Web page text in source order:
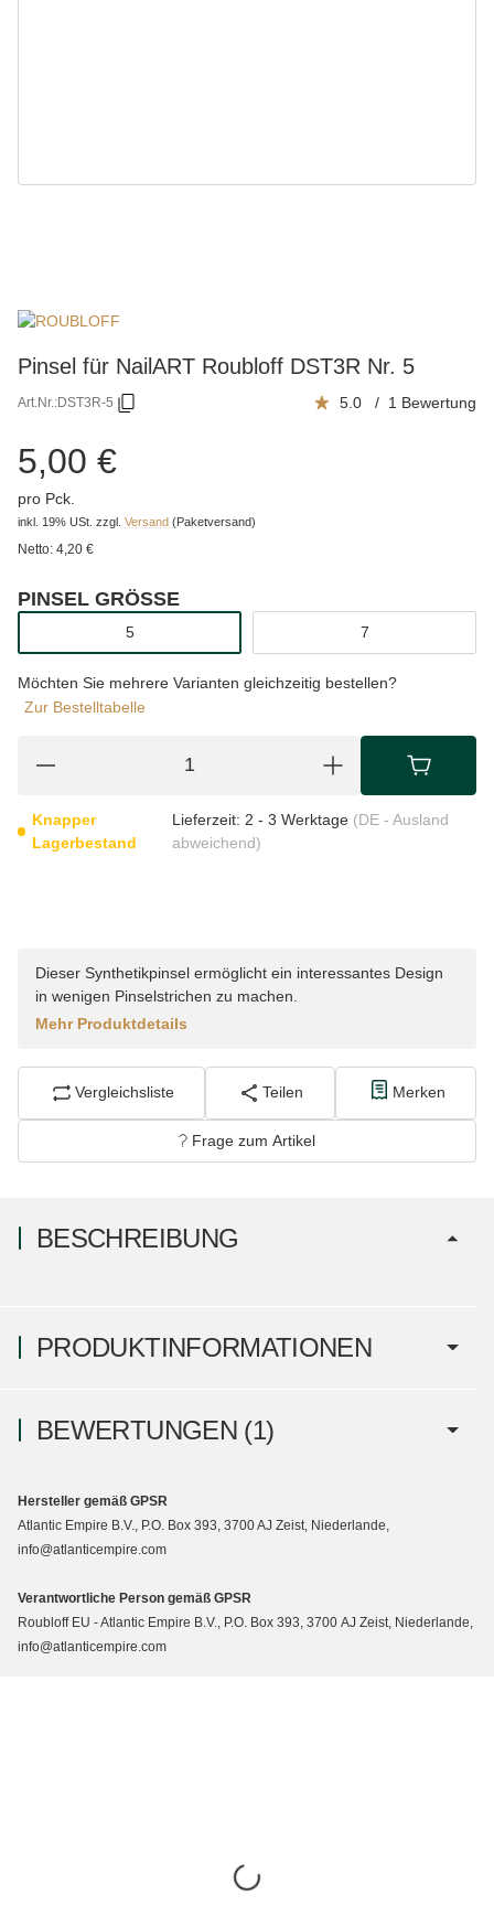
Pinsel für NailART Roubloff DST3R Nr. 5
Art.Nr.:DST3R-5 5.0 / 1 Bewertung
5,00 €
pro Pck.
inkl. 19% USt. zzgl. Versand (Paketversand)
Netto: 4,20 €
PINSEL GRÖSSE
5 7
Möchten Sie mehrere Varianten gleichzeitig bestellen?
Zur Bestelltabelle
Knapper
Lagerbestand
Lieferzeit: 2 - 3 Werktage (DE - Ausland
abweichend)
Dieser Synthetikpinsel ermöglicht ein interessantes Design
in wenigen Pinselstrichen zu machen.
Mehr Produktdetails
Vergleichsliste Teilen Merken
Frage zum Artikel
PRODUKTINFORMATIONEN
BESCHREIBUNG
BEWERTUNGEN (1)
Hersteller gemäß GPSR
Atlantic Empire B.V., P.O. Box 393, 3700 AJ Zeist, Niederlande,
info@atlanticempire.com
Verantwortliche Person gemäß GPSR
Roubloff EU - Atlantic Empire B.V., P.O. Box 393, 3700 AJ Zeist, Niederlande,
info@atlanticempire.com